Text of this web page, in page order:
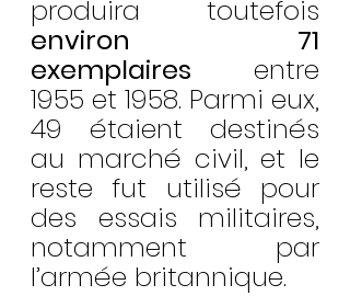
environ 71
exemplaires entre
1955 et 1958. Parmi eux,
49 étaient destinés
au marché civil, et le
reste fut utilisé pour
des essais militaires,
notamment par
l’armée britannique.